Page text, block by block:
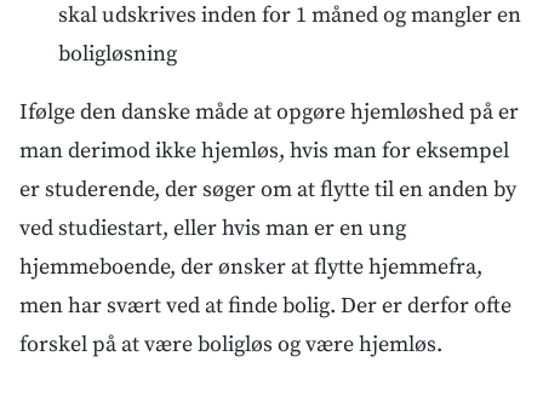
skal udskrives inden for 1 måned og mangler en
boligløsning
Ifølge den danske måde at opgøre hjemløshed på er
man derimod ikke hjemløs, hvis man for eksempel
er studerende, der søger om at flytte til en anden by
ved studiestart, eller hvis man er en ung
hjemmeboende, der ønsker at flytte hjemmefra,
men har svært ved at finde bolig. Der er derfor ofte
forskel på at være boligløs og være hjemløs.